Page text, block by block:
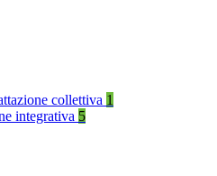
collettiva 1
integrativa 5